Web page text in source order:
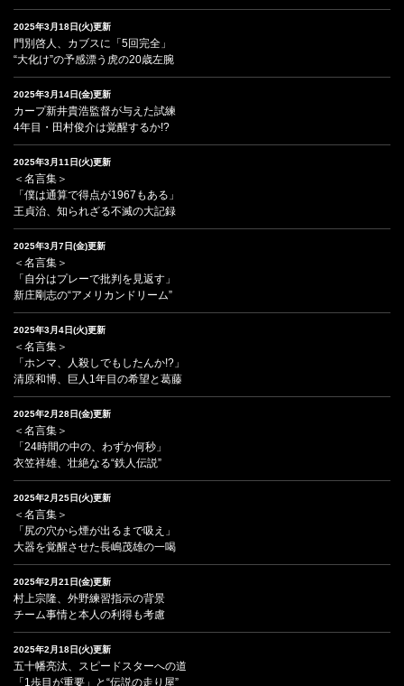
2025年3月18日(火)更新
門別啓人、カブスに「5回完全」
“大化け”の予感漂う虎の20歳左腕
2025年3月14日(金)更新
カープ新井貴浩監督が与えた試練
4年目・田村俊介は覚醒するか!?
2025年3月11日(火)更新
＜名言集＞
「僕は通算で得点が1967もある」
王貞治、知られざる不滅の大記録
2025年3月7日(金)更新
＜名言集＞
「自分はプレーで批判を見返す」
新庄剛志の“アメリカンドリーム”
2025年3月4日(火)更新
＜名言集＞
「ホンマ、人殺しでもしたんか!?」
清原和博、巨人1年目の希望と葛藤
2025年2月28日(金)更新
＜名言集＞
「24時間の中の、わずか何秒」
衣笠祥雄、壮絶なる“鉄人伝説”
2025年2月25日(火)更新
＜名言集＞
「尻の穴から煙が出るまで吸え」
大器を覚醒させた長嶋茂雄の一喝
2025年2月21日(金)更新
村上宗隆、外野練習指示の背景
チーム事情と本人の利得も考慮
2025年2月18日(火)更新
五十幡亮汰、スピードスターへの道
「1歩目が重要」と“伝説の走り屋”